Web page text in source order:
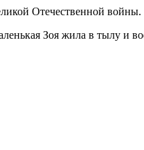
Отечественной войны.
Зоя жила в тылу и